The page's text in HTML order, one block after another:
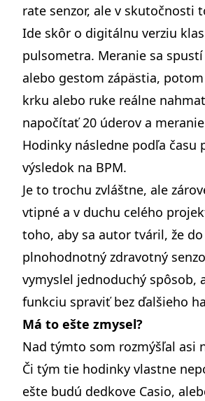
rate senzor, ale v skutočnosti
Ide skôr o digitálnu verziu
pulsometra. Meranie sa
alebo gestom zápästia,
krku alebo ruke reálne
napočítať 20 úderov a
Hodinky následne podľa času
výsledok na BPM.
Je to trochu zvláštne, ale
vtipné a v duchu celého
toho, aby sa autor tváril, že
plnohodnotný zdravotný
vymyslel jednoduchý spôsob,
funkciu spraviť bez ďalšieho
Má to ešte zmysel?
Nad týmto som rozmýšľal asi
Či tým tie hodinky vlastne
ešte budú dedkove Casio,